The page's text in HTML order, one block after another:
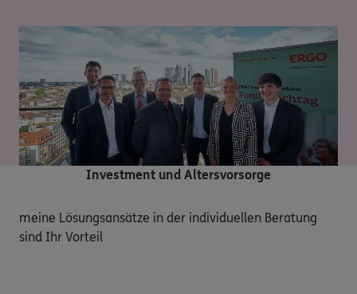
Investment und Altersvorsorge
meine Lösungsansätze in der individuellen Beratung
sind Ihr Vorteil